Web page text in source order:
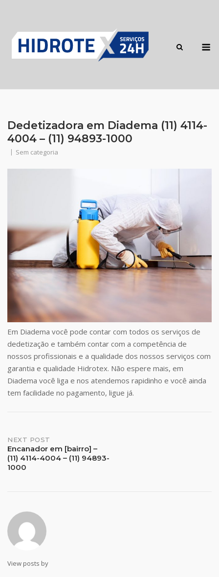
content
Dedetizadora em Diadema (11) 4114-
4004 – (11) 94893-1000
Sem categoria
Em Diadema você pode contar com todos os serviços de
dedetização e também contar com a competência de
nossos profissionais e a qualidade dos nossos serviços com
garantia e qualidade Hidrotex. Não espere mais, em
Diadema você liga e nos atendemos rapidinho e você ainda
tem facilidade no pagamento, ligue já.
Post
navigation
NEXT POST
Encanador em [bairro] –
(11) 4114-4004 – (11) 94893-
1000
View posts by